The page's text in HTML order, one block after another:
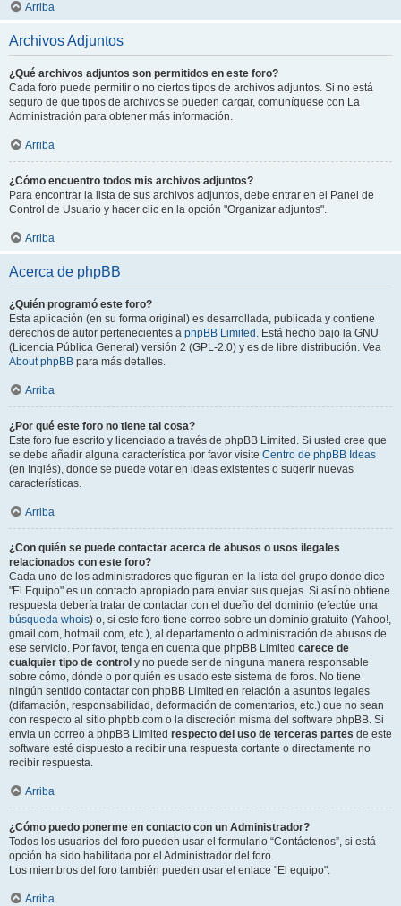
Arriba
Archivos Adjuntos
¿Qué archivos adjuntos son permitidos en este foro?
Cada foro puede permitir o no ciertos tipos de archivos adjuntos. Si no está
seguro de que tipos de archivos se pueden cargar, comuníquese con La
Administración para obtener más información.
Arriba
¿Cómo encuentro todos mis archivos adjuntos?
Para encontrar la lista de sus archivos adjuntos, debe entrar en el Panel de
Control de Usuario y hacer clic en la opción "Organizar adjuntos".
Arriba
Acerca de phpBB
¿Quién programó este foro?
Esta aplicación (en su forma original) es desarrollada, publicada y contiene
derechos de autor pertenecientes a phpBB Limited . Está hecho bajo la GNU
(Licencia Pública General) versión 2 (GPL-2.0) y es de libre distribución. Vea
About phpBB para más detalles.
Arriba
¿Por qué este foro no tiene tal cosa?
Este foro fue escrito y licenciado a través de phpBB Limited. Si usted cree que
se debe añadir alguna característica por favor visite Centro de phpBB Ideas
(en Inglés), donde se puede votar en ideas existentes o sugerir nuevas
características.
Arriba
¿Con quién se puede contactar acerca de abusos o usos ilegales
relacionados con este foro?
Cada uno de los administradores que figuran en la lista del grupo donde dice
"El Equipo" es un contacto apropiado para enviar sus quejas. Si así no obtiene
respuesta debería tratar de contactar con el dueño del dominio (efectúe una
búsqueda whois) o, si este foro tiene correo sobre un dominio gratuito (Yahoo!,
gmail.com, hotmail.com, etc.), al departamento o administración de abusos de
ese servicio. Por favor, tenga en cuenta que phpBB Limited carece de
cualquier tipo de control y no puede ser de ninguna manera responsable
sobre cómo, dónde o por quién es usado este sistema de foros. No tiene
ningún sentido contactar con phpBB Limited en relación a asuntos legales
(difamación, responsabilidad, deformación de comentarios, etc.) que no sean
con respecto al sitio phpbb.com o la discreción misma del software phpBB. Si
envia un correo a phpBB Limited respecto del uso de terceras partes de este
software esté dispuesto a recibir una respuesta cortante o directamente no
recibir respuesta.
Arriba
¿Cómo puedo ponerme en contacto con un Administrador?
Todos los usuarios del foro pueden usar el formulario “Contáctenos”, si está
opción ha sido habilitada por el Administrador del foro.
Los miembros del foro también pueden usar el enlace "El equipo".
Arriba